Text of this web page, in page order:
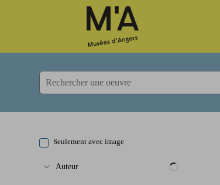
Accèder directement au contenu
Accèder directement au contenu
Seulement avec image
Afficher plus
Auteur